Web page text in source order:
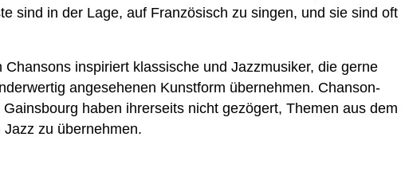
sind in der Lage, auf Französisch zu singen, und sie sind oft
inspiriert klassische und Jazzmusiker, die gerne
angesehenen Kunstform übernehmen. Chanson-
haben ihrerseits nicht gezögert, Themen aus dem
zu übernehmen.